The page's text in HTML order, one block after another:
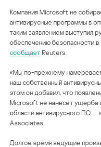
Компания Microsoft не
антивирусные программы в
таким заявлением выступил
обеспечению безопасности
сообщаетReuters.
«Мы по-прежнему
наш собственный
этом он добавил, что
Microsoft не нанесет ущерба
области антивирусного ПО
Associates.
Долгое время ведущие